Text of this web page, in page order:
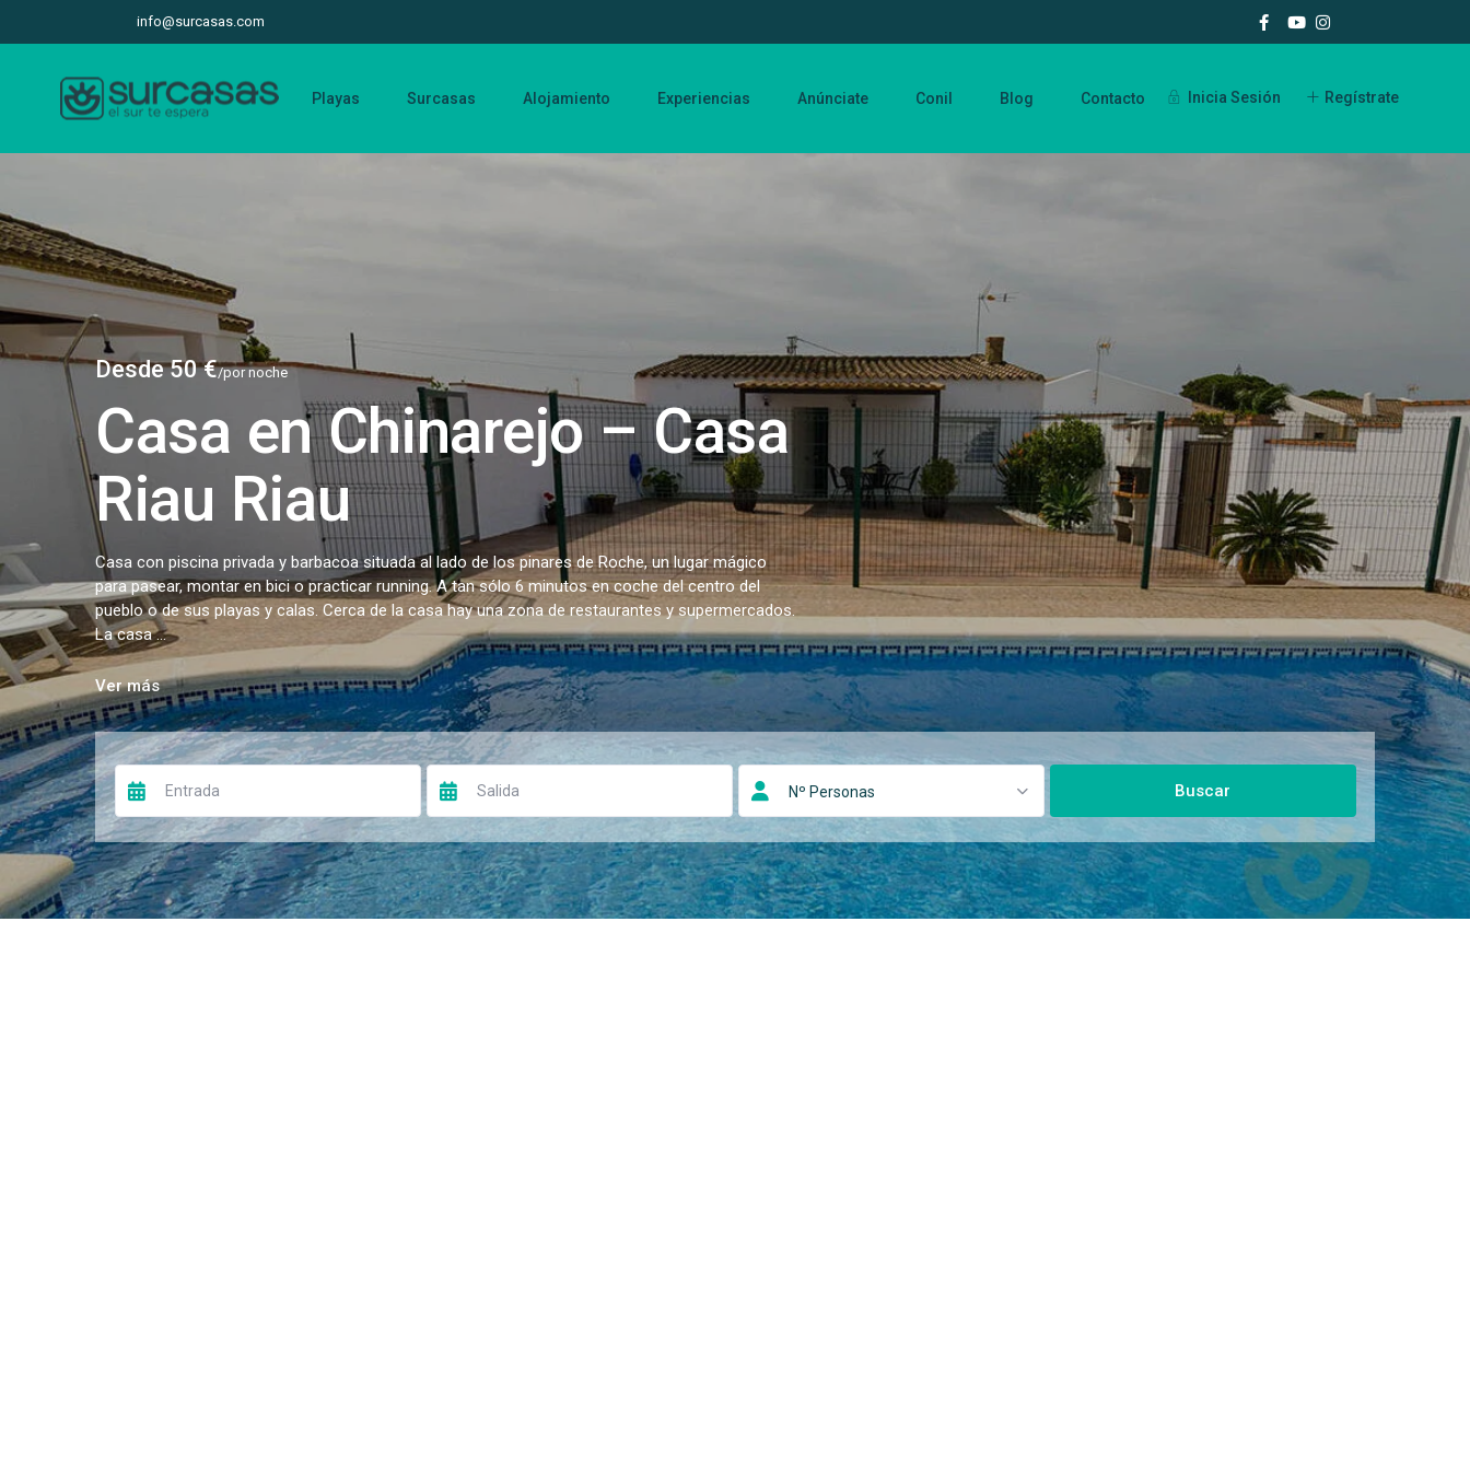
info@surcasas.com
Inicia Sesión Regístrate
Playas Surcasas Alojamiento Experiencias Anúnciate Conil Blog Contacto
Desde 50 €/por noche
Casa en Chinarejo – Casa
Riau Riau
Casa con piscina privada y barbacoa situada al lado de los pinares de Roche, un lugar mágico
para pasear, montar en bici o practicar running. A tan sólo 6 minutos en coche del centro del
pueblo o de sus playas y calas. Cerca de la casa hay una zona de restaurantes y supermercados.
La casa ...
Ver más
Nº Personas